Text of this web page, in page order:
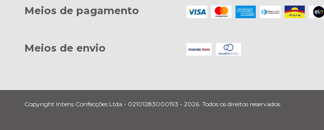
Meios de pagamento
Meios de envio
Copyright Intens Confecções Ltda - 02101283000193 - 2026. Todos os direitos reservados.